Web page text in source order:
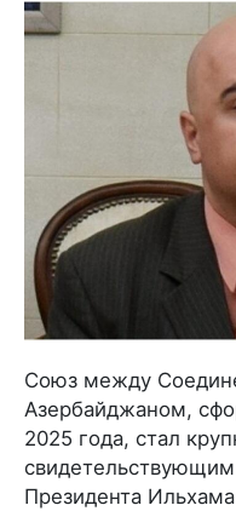
Союз между
Азербайджаном,
2025 года, стал
Президента